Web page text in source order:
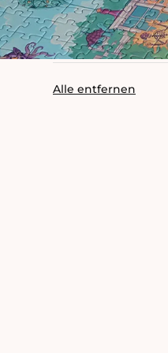
Alle entfernen